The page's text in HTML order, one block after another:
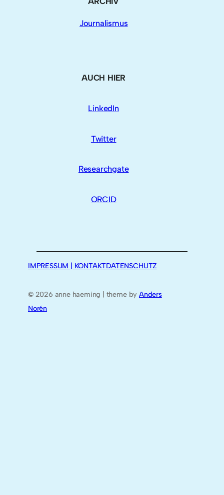
Journalismus
AUCH HIER
LinkedIn
Twitter
Researchgate
ORCID
IMPRESSUM | KONTAKTDATENSCHUTZ
©2026 anne haeming | theme by Anders
Norén